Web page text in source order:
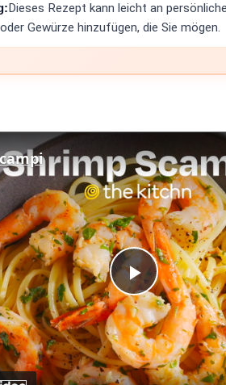
Dieses Rezept kann leicht an
Gewürze hinzufügen, die Sie mögen.
Play
Video